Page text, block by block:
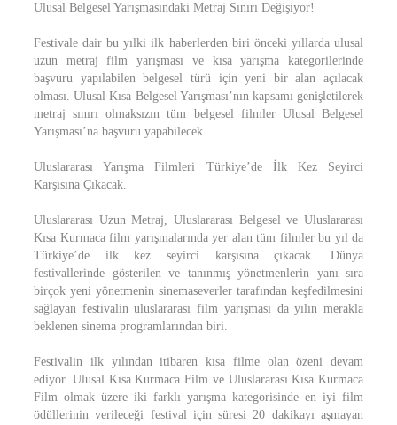
Ulusal Belgesel Yarışmasındaki Metraj Sınırı Değişiyor!
Festivale dair bu yılki ilk haberlerden biri önceki yıllarda ulusal
uzun metraj film yarışması ve kısa yarışma kategorilerinde
başvuru yapılabilen belgesel türü için yeni bir alan açılacak
olması. Ulusal Kısa Belgesel Yarışması’nın kapsamı genişletilerek
metraj sınırı olmaksızın tüm belgesel filmler Ulusal Belgesel
Yarışması’na başvuru yapabilecek.
Uluslararası Yarışma Filmleri Türkiye’de İlk Kez Seyirci
Karşısına Çıkacak.
Uluslararası Uzun Metraj, Uluslararası Belgesel ve Uluslararası
Kısa Kurmaca film yarışmalarında yer alan tüm filmler bu yıl da
Türkiye’de ilk kez seyirci karşısına çıkacak. Dünya
festivallerinde gösterilen ve tanınmış yönetmenlerin yanı sıra
birçok yeni yönetmenin sinemaseverler tarafından keşfedilmesini
sağlayan festivalin uluslararası film yarışması da yılın merakla
beklenen sinema programlarından biri.
Festivalin ilk yılından itibaren kısa filme olan özeni devam
ediyor. Ulusal Kısa Kurmaca Film ve Uluslararası Kısa Kurmaca
Film olmak üzere iki farklı yarışma kategorisinde en iyi film
ödüllerinin verileceği festival için süresi 20 dakikayı aşmayan